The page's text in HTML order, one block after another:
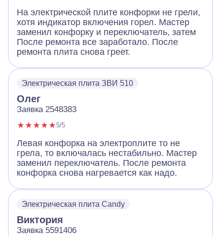
На электрической плите конфорки не грели,
хотя индикатор включения горел. Мастер
заменил конфорку и переключатель, затем
После ремонта все заработало. После
ремонта плита снова греет.
Электрическая плита ЗВИ 510
Олег
Заявка 2548383
5/5
Левая конфорка на электроплите то не
грела, то включалась нестабильно. Мастер
заменил переключатель. После ремонта
конфорка снова нагревается как надо.
Электрическая плита Candy
Виктория
Заявка 5591406